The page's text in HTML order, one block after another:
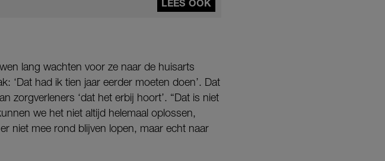
LEES OOK
lang wachten voor ze naar de huisarts
‘Dat had ik tien jaar eerder moeten doen’. Dat
zorgverleners ‘dat het erbij hoort’. “Dat is niet
we het niet altijd helemaal oplossen,
niet mee rond blijven lopen, maar echt naar